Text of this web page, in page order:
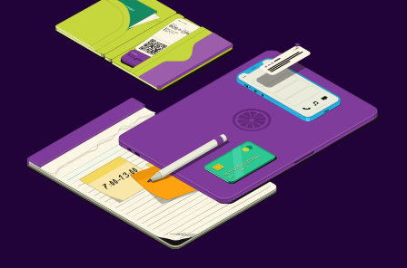
Chimenea exterior
Salud y seguridad
Limpieza diaria
Cámaras CCTV en zonas comunes
Botiquín de primeros auxilios